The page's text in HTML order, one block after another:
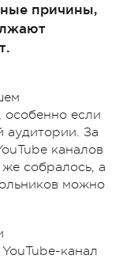
причины,
особенно если
аудитории. За
каналов
собралось, а
можно
канал